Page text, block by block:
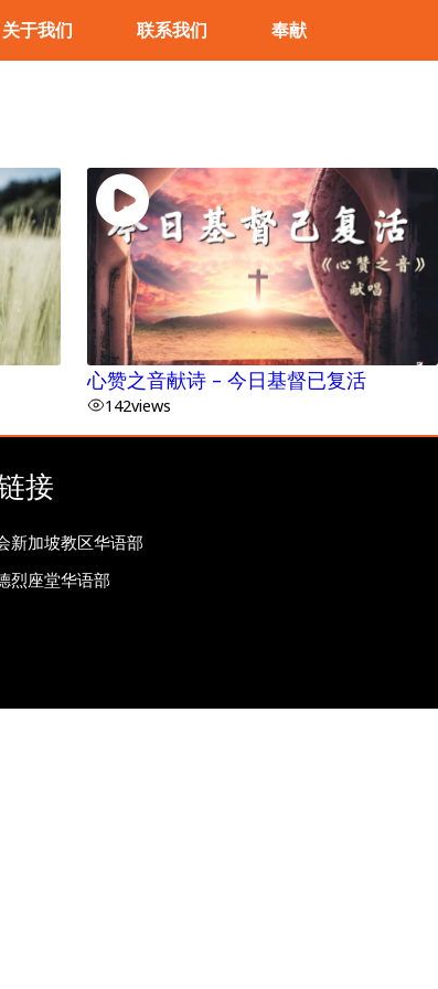
关于我们 联系我们 奉献
心赞之音献诗 – 今日基督已复活
142views
接
新加坡教区华语部
烈座堂华语部